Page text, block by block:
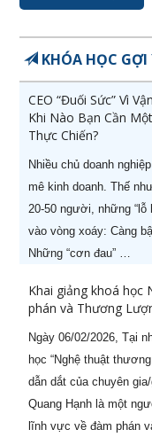
KHÓA HỌC GỢI
CEO “Đuối Sức” Vì
Khi Nào Bạn Cần
Thực Chiến?
Nhiều chủ doanh
mê kinh doanh. Thế
20-50 người, những “lỗ
vào vòng xoáy: Càng
Những “cơn đau” …
Khai giảng khoá học
phán và Thương
Ngày 06/02/2026, Tại
học “Nghệ thuật
dẫn dắt của chuyên
Quang Hạnh là một
lĩnh vực về đàm phán